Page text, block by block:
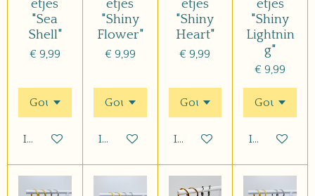
etjes
"Sea
Shell"
€ 9,99
In winkelwagen
etjes
"Shiny
Flower"
€ 9,99
In winkelwagen
etjes
"Shiny
Heart"
€ 9,99
In winkelwagen
etjes
"Shiny
Lightnin
g"
€ 9,99
In